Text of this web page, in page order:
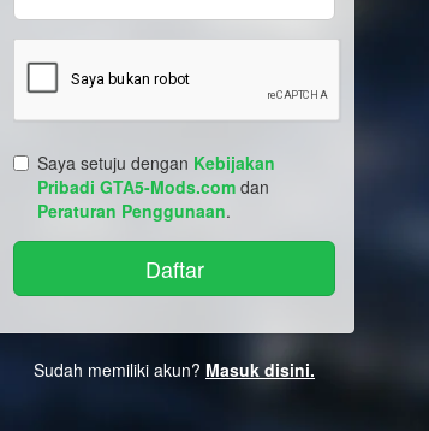
Saya setuju dengan Kebijakan
Pribadi GTA5-Mods.com dan
Peraturan Penggunaan.
Sudah memiliki akun? Masuk disini.